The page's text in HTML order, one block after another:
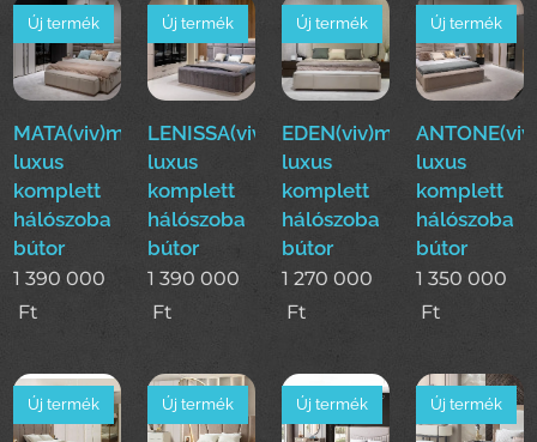
MATA(viv)modern
luxus
komplett
hálószoba
bútor
Új termék
1 390 000
Ft
LENISSA(viv)modern
luxus
komplett
hálószoba
bútor
Új termék
1 390 000
Ft
EDEN(viv)modern
luxus
komplett
hálószoba
bútor
Új termék
1 270 000
Ft
luxus
komplett
hálószoba
bútor
Új termék
1 350 000
Ft
Új termék Új termék Új termék Új termék